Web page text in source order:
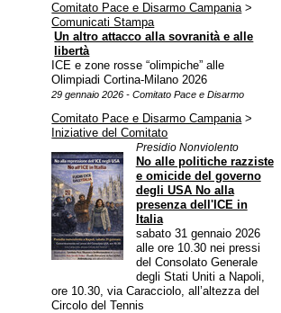
Comitato Pace e Disarmo Campania>
Comunicati Stampa
Un altro attacco alla sovranità e alle
libertà
ICE e zone rosse “olimpiche” alle
Olimpiadi Cortina-Milano 2026
29 gennaio 2026 - Comitato Pace e Disarmo
Comitato Pace e Disarmo Campania >
Iniziative del Comitato
Presidio Nonviolento
No alle politiche razziste
e omicide del governo
degli USA No alla
presenza dell'ICE in
Italia
sabato 31 gennaio 2026
alle ore 10.30 nei pressi
del Consolato Generale
degli Stati Uniti a Napoli,
ore 10.30, via Caracciolo, all’altezza del
Circolo del Tennis